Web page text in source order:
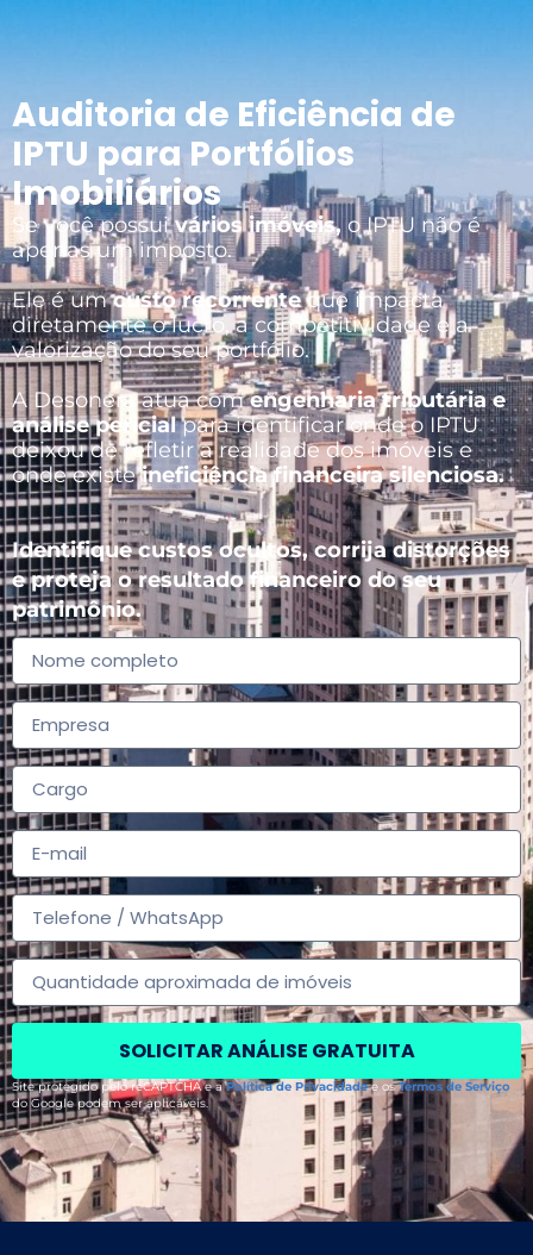
Auditoria de Eficiência de
IPTU para Portfólios
Imobiliários
Se você possuivários imóveis, o IPTU não é
apenas um imposto.
Ele é umcusto recorrenteque impacta
diretamente o lucro, a competitividade e a
valorização do seu portfólio.
A Desonera atua comengenharia tributária e
análise pericialpara identificar onde o IPTU
deixou de refletir a realidade dos imóveis e
onde existeineficiência financeira silenciosa.
Identifique custos ocultos, corrija distorções
e proteja o resultado financeiro do seu
patrimônio.
SOLICITAR ANÁLISE GRATUITA
Site protegido pelo reCAPTCHA e aPolítica de Privacidadee osTermos de Serviço
do Google podem ser aplicáveis.